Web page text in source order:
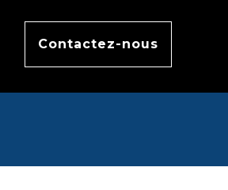
Contactez-nous